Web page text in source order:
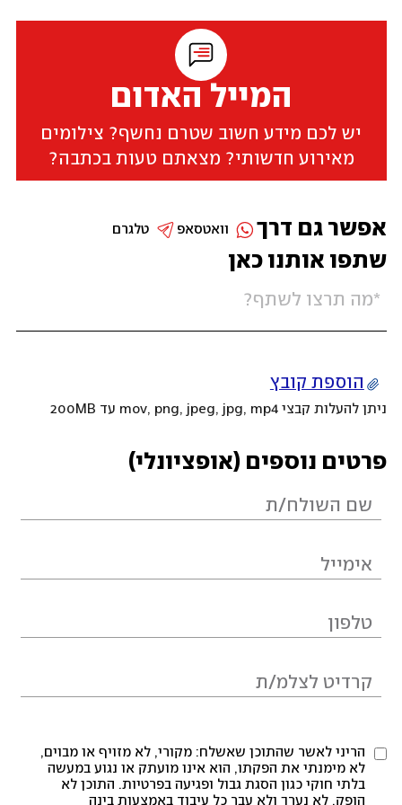
המייל האדום
יש לכם מידע חשוב שטרם נחשף? צילומים
מאירוע חדשותי? מצאתם טעות בכתבה?
שתפו אותנו כאן
הוספת קובץ
ניתן להעלות קבצי mov, png, jpeg, jpg, mp4 עד 200MB
פרטים נוספים (אופציונלי)
הריני לאשר שהתוכן שאשלח: מקורי, לא מזויף או מבוים,
לא מימנתי את הפקתו, הוא אינו מועתק או נגוע במעשה
בלתי חוקי כגון הסגת גבול ופגיעה בפרטיות. התוכן לא
הופק, לא נערך ולא עבר כל עיבוד באמצעות בינה
אפשר גם דרך טלגרם וואטסאפ